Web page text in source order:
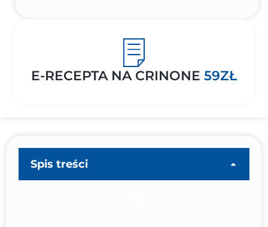
E-RECEPTA NA CRINONE 59ZŁ
Spis treści